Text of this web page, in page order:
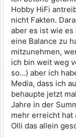
Hobby HiFi
nicht Fakten.
aber es ist wie
eine Balance zu
mitzunehmen,
ich bin weit weg
so…) aber ich
Media, dass ich
behaupte jetzt
Jahre in der
mehr erreicht hat
Olli das allein